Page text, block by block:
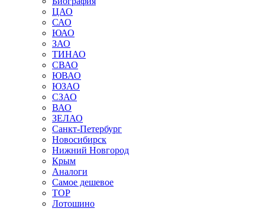
ЦАО
САО
ЮАО
ЗАО
ТИНАО
СВАО
ЮВАО
ЮЗАО
СЗАО
ВАО
ЗЕЛАО
Санкт-Петербург
Новосибирск
Нижний Новгород
Крым
Аналоги
Самое дешевое
TOP
Лотошино